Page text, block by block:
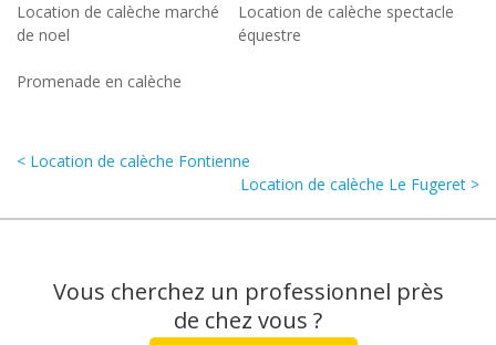
Location de calèche marché
de noel
Location de calèche spectacle
équestre
Promenade en calèche
< Location de calèche Fontienne
Location de calèche Le Fugeret >
Vous cherchez un professionnel près